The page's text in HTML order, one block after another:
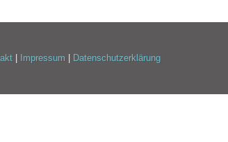
| Impressum | Datenschutzerklärung